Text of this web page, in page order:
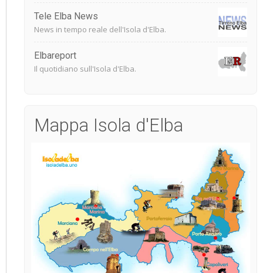
Tele Elba News
News in tempo reale dell'Isola d'Elba.
Elbareport
Il quotidiano sull'Isola d'Elba.
Mappa Isola d'Elba